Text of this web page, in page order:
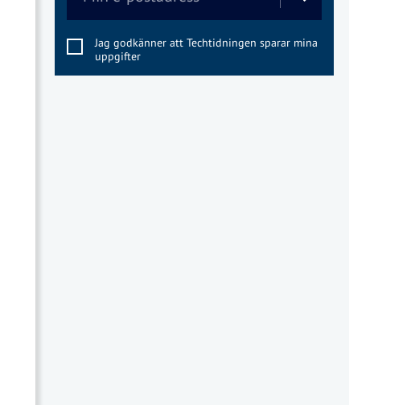
Jag godkänner att Techtidningen sparar mina
uppgifter